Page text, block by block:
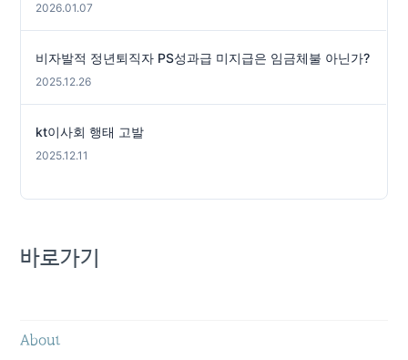
2026.01.07
비자발적 정년퇴직자 PS성과급 미지급은 임금체불 아닌가?
2025.12.26
kt이사회 행태 고발
2025.12.11
바로가기
About